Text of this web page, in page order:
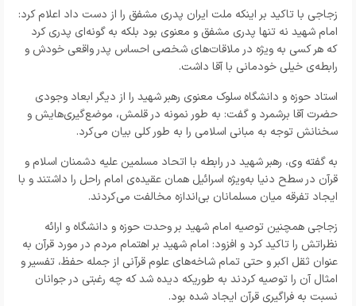
زجاجی با تاکید بر اینکه ملت ایران پدری مشفق را از دست داد اعلام کرد:
امام شهید نه تنها پدری مشفق و معنوی بود بلکه به گونه‌ای پدری کرد
که هر کسی به ویژه در ملاقات‌های شخصی احساس پدر واقعی خودش و
رابطه‌ی خیلی خودمانی با آقا داشت.
استاد حوزه و دانشگاه سلوک معنوی رهبر شهید را از دیگر ابعاد وجودی
حضرت آقا برشمرد و گفت: به طور نمونه در قلمش، موضع‌گیری‌هایش و
سخنانش توجه به مبانی اسلامی را به طور کلی بیان می‌کرد.
به گفته وی، رهبر شهید در رابطه با اتحاد مسلمین علیه دشمنان اسلام و
قرآن در سطح دنیا به‌ویژه اسرائیل همان عقیده‌ی امام راحل را داشتند و با
ایجاد تفرقه میان مسلمانان بی‌اندازه مخالفت می‌کردند.
زجاجی همچنین توصیه امام شهید بر وحدت حوزه و دانشگاه و ارائه
نظراتش را تاکید کرد و افزود: امام شهید بر اهتمام مردم در مورد قرآن به
عنوان ثقل اکبر و حتی تمام شاخه‌های علوم قرآنی از جمله حفظ، تفسیر و
امثال آن را توصیه کردند به طوریکه دیده شد که چه رغبتی در جوانان
نسبت به فراگیری قرآن ایجاد شده بود.